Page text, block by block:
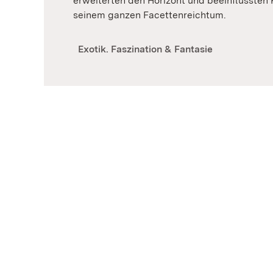
seinem ganzen Facettenreichtum.
Exotik. Faszination & Fantasie